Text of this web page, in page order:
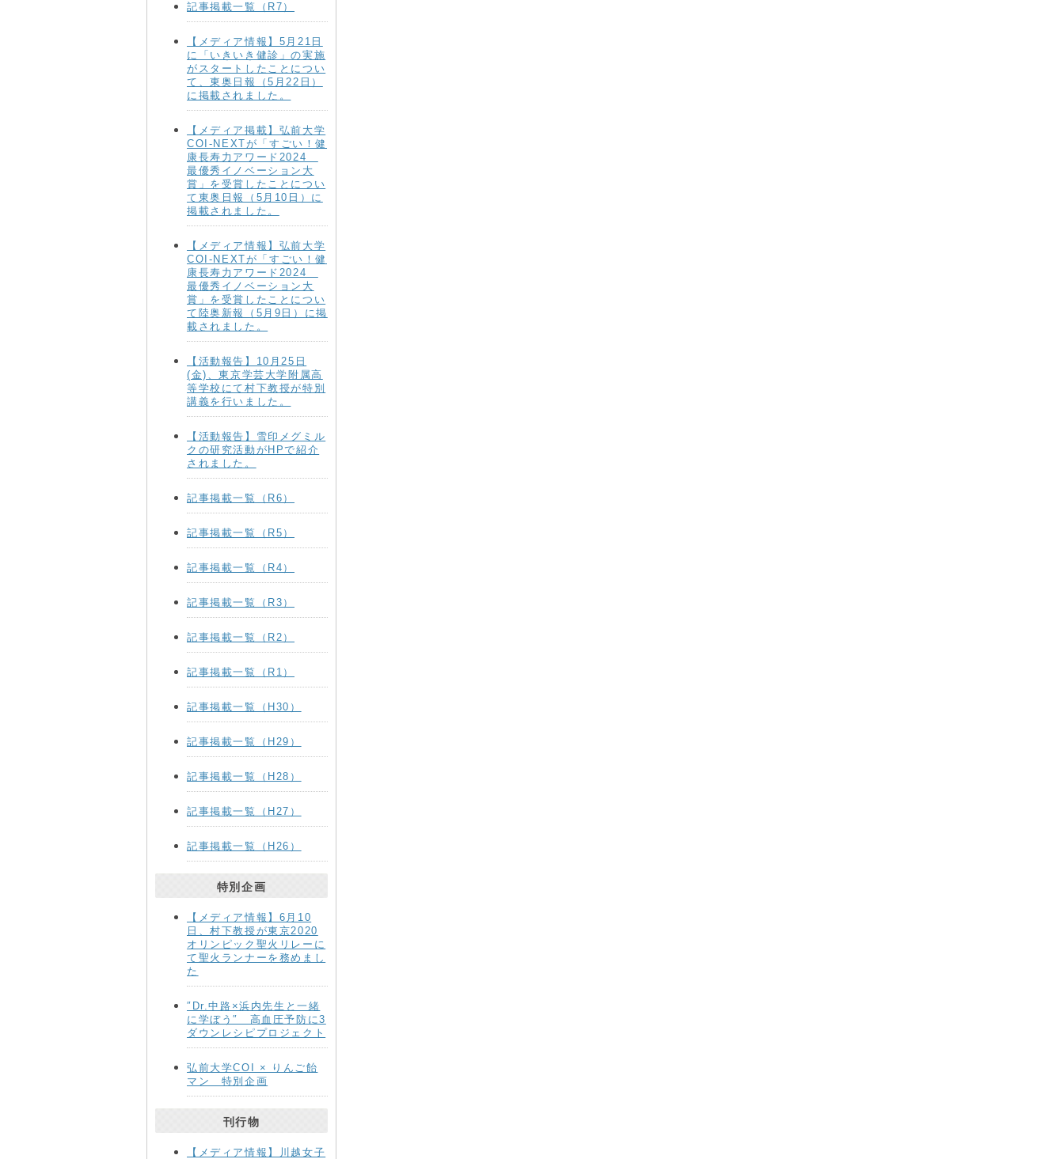
記事掲載一覧（R7）
【メディア情報】5月21日
に「いきいき健診」の実施
がスタートしたことについ
て、東奥日報（5月22日）
に掲載されました。
【メディア掲載】弘前大学
COI-NEXTが「すごい！健
康長寿力アワード2024
最優秀イノベーション大
賞」を受賞したことについ
て東奥日報（5月10日）に
掲載されました。
【メディア情報】弘前大学
COI-NEXTが「すごい！健
康長寿力アワード2024
最優秀イノベーション大
賞」を受賞したことについ
て陸奥新報（5月9日）に掲
載されました。
【活動報告】10月25日
(金)、東京学芸大学附属高
等学校にて村下教授が特別
講義を行いました。
【活動報告】雪印メグミル
クの研究活動がHPで紹介
されました。
記事掲載一覧（R6）
記事掲載一覧（R5）
記事掲載一覧（R4）
記事掲載一覧（R3）
記事掲載一覧（R2）
記事掲載一覧（R1）
記事掲載一覧（H30）
記事掲載一覧（H29）
記事掲載一覧（H28）
記事掲載一覧（H27）
記事掲載一覧（H26）
特別企画
【メディア情報】6月10
日、村下教授が東京2020
オリンピック聖火リレーに
て聖火ランナーを務めまし
た
″Dr.中路×浜内先生と一緒
に学ぼう″ 高血圧予防に3
ダウンレシピプロジェクト
弘前大学COI × りんご飴
マン 特別企画
刊行物
【メディア情報】川越女子